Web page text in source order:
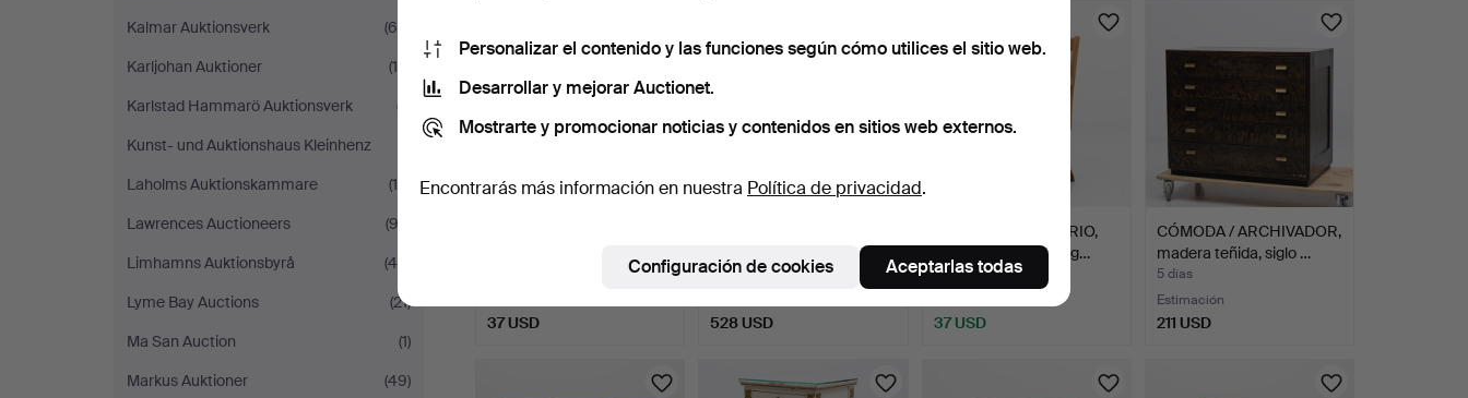
Kalmar Auktionsverk
(65)
Karljohan Auktioner
(18)
Karlstad Hammarö Auktionsverk
(7)
Kunst- und Auktionshaus Kleinhenz
Laholms Auktionskammare
(16)
Lawrences Auctioneers
(93)
Limhamns Auktionsbyrå
(40)
Lyme Bay Auctions
(21)
Ma San Auction
(1)
Markus Auktioner
(49)
37 USD
piezas, sillones y sofá,…
5 días
528 USD
SILLA DE ESCRITORIO,
primera mitad del sig…
5 días
37 USD
CÓMODA / ARCHIVADOR,
madera teñida, siglo …
5 días
Estimación
211 USD
Personalizar el contenido y las funciones según cómo utilices el sitio web.
Desarrollar y mejorar Auctionet.
Mostrarte y promocionar noticias y contenidos en sitios web externos.
Encontrarás más información en nuestra Política de privacidad.
Configuración de cookies Aceptarlas todas